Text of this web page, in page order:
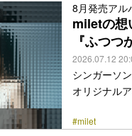
〈マッチン
人事件で家
8月発売アル
miletの想
『ふつ
2026.07.12
シンガーソ
オリジナル
～』に書き
#milet